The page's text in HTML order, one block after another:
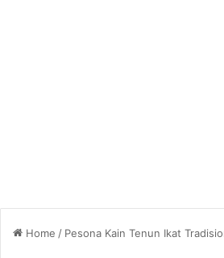
Home / Pesona Kain Tenun Ikat